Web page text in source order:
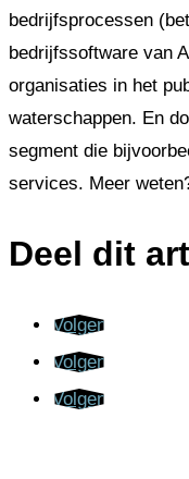
bedrijfsprocessen
bedrijfssoftware van
organisaties in het
waterschappen. En
segment die
services. Meer
Deel dit
Volgen
Volgen
Volgen